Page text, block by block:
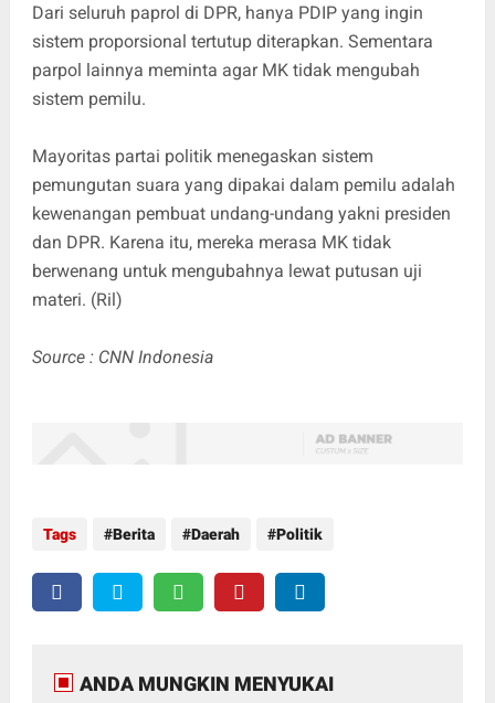
Dari seluruh paprol di DPR, hanya PDIP yang ingin
sistem proporsional tertutup diterapkan. Sementara
parpol lainnya meminta agar MK tidak mengubah
sistem pemilu.
Mayoritas partai politik menegaskan sistem
pemungutan suara yang dipakai dalam pemilu adalah
kewenangan pembuat undang-undang yakni presiden
dan DPR. Karena itu, mereka merasa MK tidak
berwenang untuk mengubahnya lewat putusan uji
materi. (Ril)
Source : CNN Indonesia
Tags Berita Daerah Politik
ANDA MUNGKIN MENYUKAI